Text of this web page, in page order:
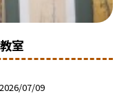
室
2026/07/09